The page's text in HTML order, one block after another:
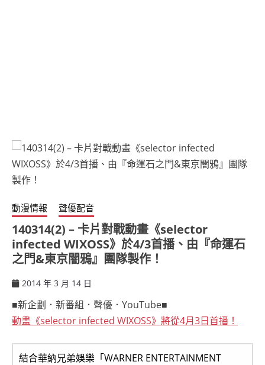
動漫情報 聲優配音
140314(2) – 卡片對戰動畫《selector
infected WIXOSS》於4/3首播、由『命運石
之門&東京闇鴉』團隊製作！
2014 年 3 月 14 日
■新企劃．新番組．聲優．YouTube■
動畫《selector infected WIXOSS》將從4月3日首播！
結合華納兄弟娛樂「WARNER ENTERTAINMENT